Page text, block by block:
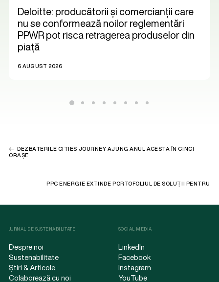
Deloitte: producătorii și comercianții care
nu se conformează noilor reglementări
PPWR pot risca retragerea produselor din
piață
6 AUGUST 2026
DEZBATERILE CITIES JOURNEY AJUNG ANUL ACESTA ÎN CINCI
ORAȘE
PPC ENERGIE EXTINDE PORTOFOLIUL DE SOLUȚII PENTRU
JURNAL DE SUSTENABILITATE
Despre noi
Sustenabilitate
Știri & Articole
Colaborează cu noi
SOCIAL MEDIA
LinkedIn
Facebook
Instagram
YouTube